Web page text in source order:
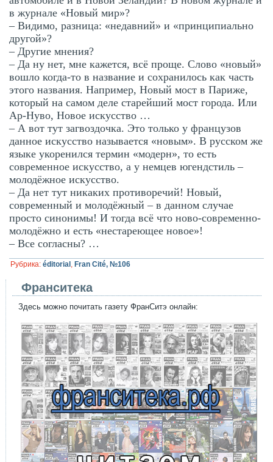
в журнале «Новый мир»?
– Видимо, разница: «недавний» и «принципиально
другой»?
– Другие мнения?
– Да ну нет, мне кажется, всё проще. Слово «новый»
вошло когда-то в название и сохранилось как часть
этого названия. Например, Новый мост в Париже,
который на самом деле старейший мост города. Или
Ар-Нуво, Новое искусство …
– А вот тут загвоздочка. Это только у французов
данное искусство называется «новым». В русском же
языке укоренился термин «модерн», то есть
современное искусство, а у немцев югендстиль –
молодёжное искусство.
– Да нет тут никаких противоречий! Новый,
современный и молодёжный – в данном случае
просто синонимы! И тогда всё что ново-современно-
молодёжно и есть «нестареющее новое»!
– Все согласны? …
Рубрика: éditorial , Fran Cité, №106
Франситека
Здесь можно почитать газету ФранСитэ онлайн: